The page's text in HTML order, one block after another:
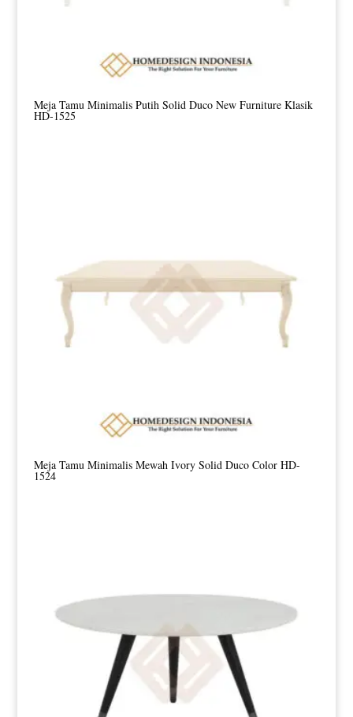
Meja Tamu Minimalis Putih Solid Duco New Furniture Klasik
HD-1525
Meja Tamu Minimalis Mewah Ivory Solid Duco Color HD-
1524